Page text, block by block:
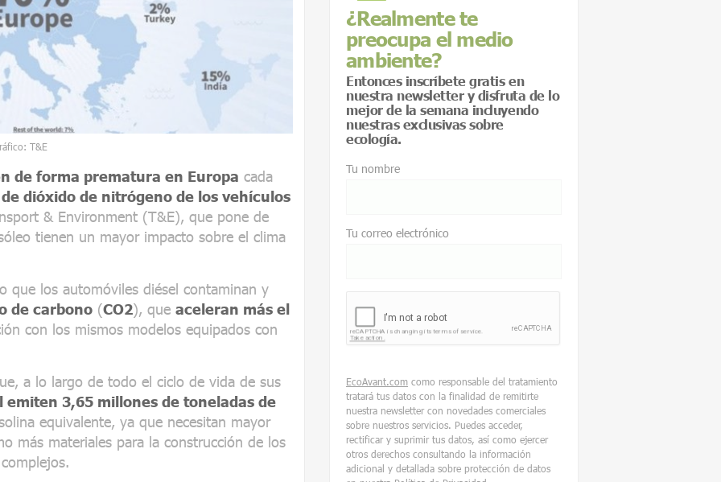
T&E
de forma prematura en Europa cada
dióxido de nitrógeno de los vehículos
& Environment (T&E), que pone de
tienen un mayor impacto sobre el clima
que los automóviles diésel contaminan y
de carbono (CO2), que aceleran más el
con los mismos modelos equipados con
a lo largo de todo el ciclo de vida de sus
emiten 3,65 millones de toneladas de
equivalente, ya que necesitan mayor
más materiales para la construcción de los
¿Realmente te
preocupa el medio
ambiente?
Entonces inscríbete gratis en
nuestra newsletter y disfruta de lo
mejor de la semana incluyendo
nuestras exclusivas sobre
ecología.
Tu nombre
Tu correo electrónico
EcoAvant.com como responsable del tratamiento
tratará tus datos con la finalidad de remitirte
nuestra newsletter con novedades comerciales
sobre nuestros servicios. Puedes acceder,
rectificar y suprimir tus datos, así como ejercer
otros derechos consultando la información
adicional y detallada sobre protección de datos